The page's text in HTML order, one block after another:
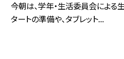
今朝は、学年・生活委員会による
タートの準備や、タブレット...